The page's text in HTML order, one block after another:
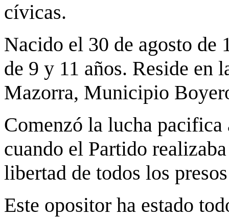
cívicas.
Nacido el 30 de agosto de
de 9 y 11 años. Reside en
Mazorra, Municipio
Comenzó la lucha
cuando el Partido
libertad de todos los
Este opositor ha estado